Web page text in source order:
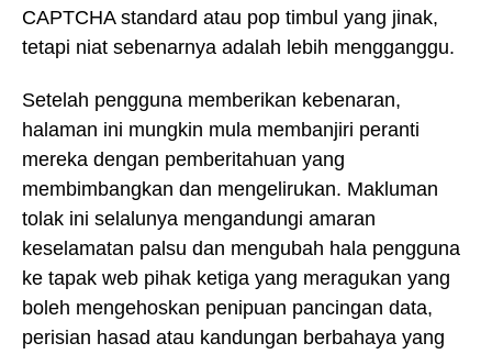
CAPTCHA standard atau pop timbul yang jinak,
tetapi niat sebenarnya adalah lebih mengganggu.
Setelah pengguna memberikan kebenaran,
halaman ini mungkin mula membanjiri peranti
mereka dengan pemberitahuan yang
membimbangkan dan mengelirukan. Makluman
tolak ini selalunya mengandungi amaran
keselamatan palsu dan mengubah hala pengguna
ke tapak web pihak ketiga yang meragukan yang
boleh mengehoskan penipuan pancingan data,
perisian hasad atau kandungan berbahaya yang